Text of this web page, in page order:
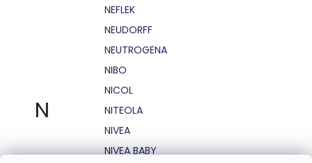
N
NEFLEK
NEUDORFF
NEUTROGENA
NIBO
NICOL
NITEOLA
NIVEA
NIVEA BABY